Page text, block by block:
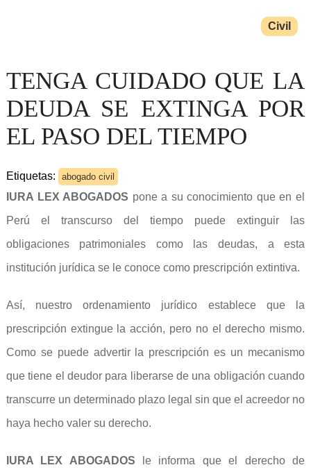
Civil
TENGA CUIDADO QUE LA
DEUDA SE EXTINGA POR
EL PASO DEL TIEMPO
Etiquetas: abogado civil
IURA LEX ABOGADOS pone a su conocimiento que en el
Perú el transcurso del tiempo puede extinguir las
obligaciones patrimoniales como las deudas, a esta
institución jurídica se le conoce como prescripción extintiva.
Así, nuestro ordenamiento jurídico establece que la
prescripción extingue la acción, pero no el derecho mismo.
Como se puede advertir la prescripción es un mecanismo
que tiene el deudor para liberarse de una obligación cuando
transcurre un determinado plazo legal sin que el acreedor no
haya hecho valer su derecho.
IURA LEX ABOGADOS
le informa que el derecho de